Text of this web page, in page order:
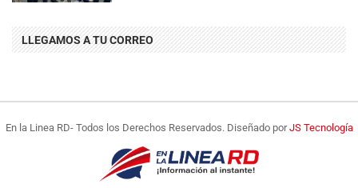
LLEGAMOS A TU CORREO
En la Linea RD- Todos los Derechos Reservados. Diseñado porJS Tecnología